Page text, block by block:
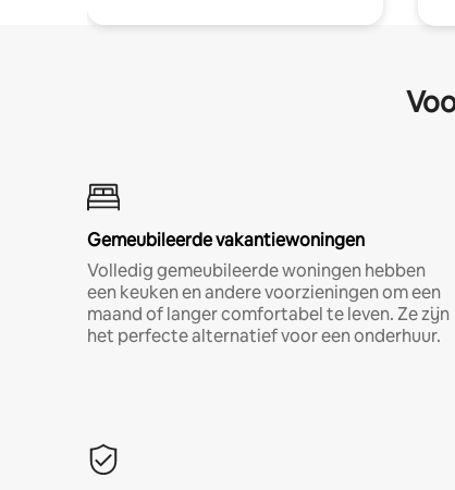
Gemeubileerde vakantiewoningen
Volledig gemeubileerde woningen hebben
een keuken en andere voorzieningen om een
maand of langer comfortabel te leven. Ze zijn
het perfecte alternatief voor een onderhuur.